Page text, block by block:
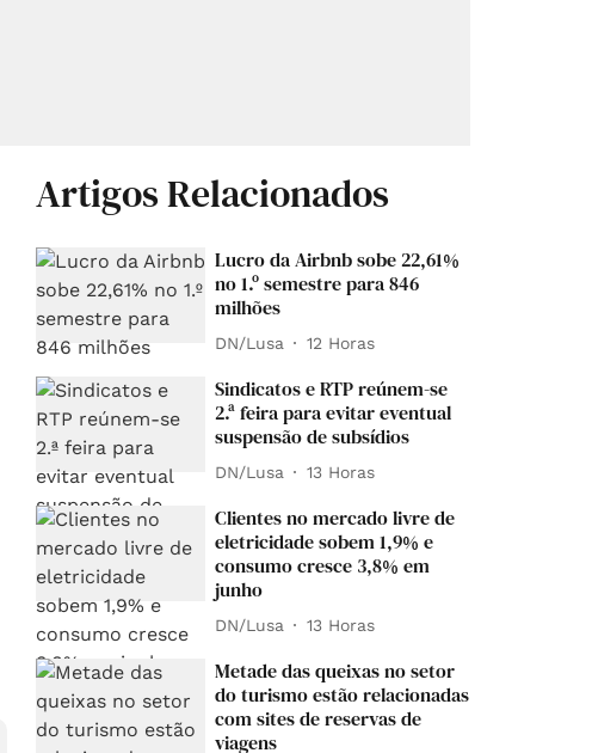
Artigos Relacionados
Lucro da Airbnb sobe 22,61%
no 1.º semestre para 846
milhões
DN/Lusa 12 Horas
Sindicatos e RTP reúnem-se
2.ª feira para evitar eventual
suspensão de subsídios
DN/Lusa 13 Horas
Clientes no mercado livre de
eletricidade sobem 1,9% e
consumo cresce 3,8% em
junho
DN/Lusa 13 Horas
Metade das queixas no setor
do turismo estão relacionadas
com sites de reservas de
viagens